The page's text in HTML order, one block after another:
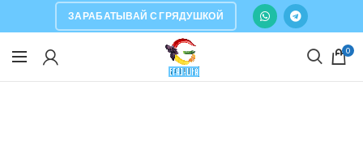
ЗАРАБАТЫВАЙ С ГРЯДУШКОЙ
0